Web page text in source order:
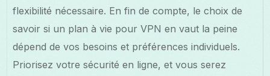
flexibilité nécessaire. En fin de compte, le choix de
savoir si un plan à vie pour VPN en vaut la peine
dépend de vos besoins et préférences individuels.
Priorisez votre sécurité en ligne, et vous serez